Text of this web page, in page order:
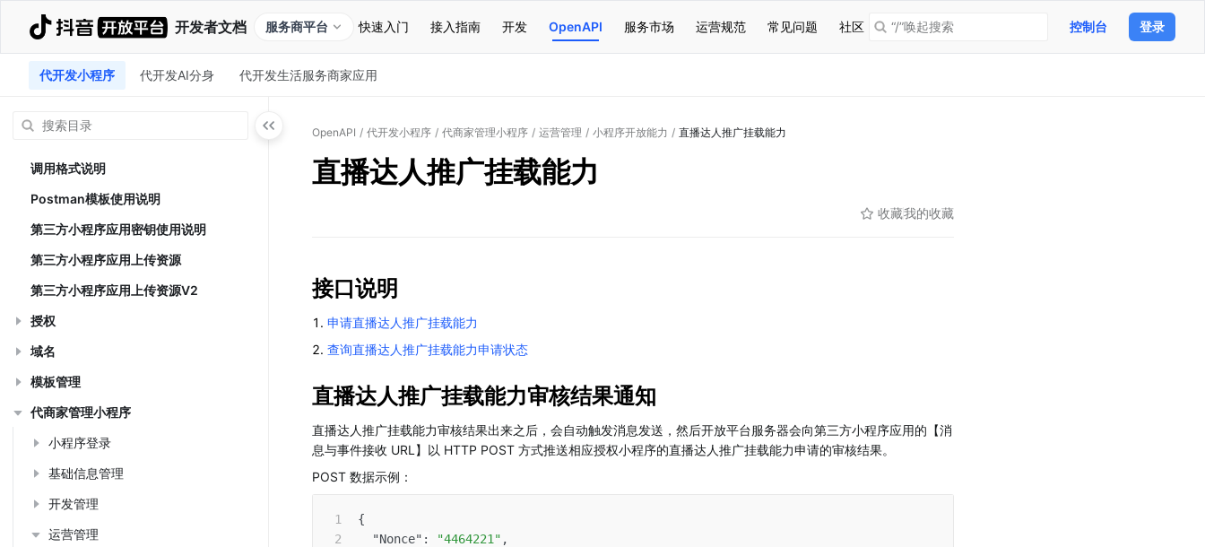
开发者文档 服务商平台 快速入门 接入指南 开发 OpenAPI 服务市场 运营规范 常见问题 社区 “/”唤起搜索 控制台 登录
代开发小程序 代开发AI分身 代开发生活服务商家应用
调用格式说明
Postman模板使用说明
第三方小程序应用密钥使用说明
第三方小程序应用上传资源
第三方小程序应用上传资源V2
授权
域名
模板管理
代商家管理小程序
小程序登录
基础信息管理
开发管理
运营管理
OpenAPI / 代开发小程序 / 代商家管理小程序 / 运营管理 / 小程序开放能力 / 直播达人推广挂载能力
直播达人推广挂载能力
收藏我的收藏
接口说明
申请直播达人推广挂载能力
查询直播达人推广挂载能力申请状态
直播达人推广挂载能力审核结果通知
直播达人推广挂载能力审核结果出来之后，会自动触发消息发送，然后开放平台服务器会向第三方小程序应用的【消
息与事件接收 URL】以 HTTP POST 方式推送相应授权小程序的直播达人推广挂载能力申请的审核结果。
POST 数据示例：
{
"Nonce" : "4464221" ,